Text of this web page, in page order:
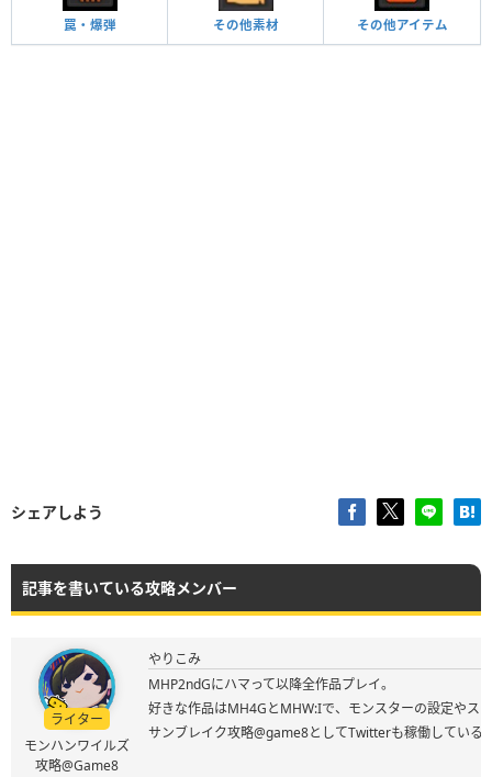
罠・爆弾 その他素材 その他アイテム
シェアしよう
記事を書いている攻略メンバー
ライター
モンハンワイルズ
攻略@Game8
やりこみ
MHP2ndGにハマって以降全作品プレイ。
好きな作品はMH4GとMHW:Iで、モンスターの設定やス
サンブレイク攻略@game8としてTwitterも稼働している